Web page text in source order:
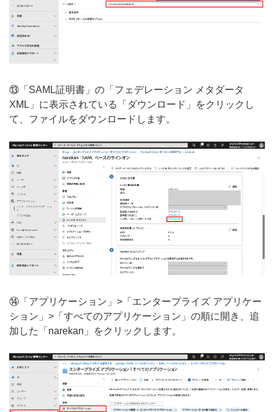
⑬「SAML証明書」の「フェデレーション メタダータ
XML」に表示されている「ダウンロード」をクリックし
て、ファイルをダウンロードします。
⑭「アプリケーション」>「エンタープライズ アプリケー
ション」>「すべてのアプリケーション」の順に開き、追
加した「narekan」をクリックします。